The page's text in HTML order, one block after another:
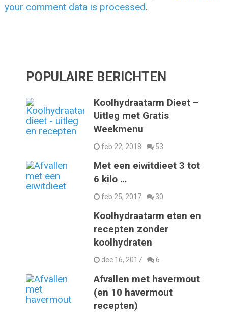
your comment data is processed.
POPULAIRE BERICHTEN
Koolhydraatarm Dieet –
Uitleg met Gratis
Weekmenu
feb 22, 2018 53
Met een eiwitdieet 3 tot
6 kilo …
feb 25, 2017 30
Koolhydraatarm eten en
recepten zonder
koolhydraten
dec 16, 2017 6
Afvallen met havermout
(en 10 havermout
recepten)